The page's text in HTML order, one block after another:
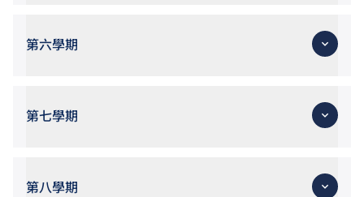
第六學期
第七學期
第八學期